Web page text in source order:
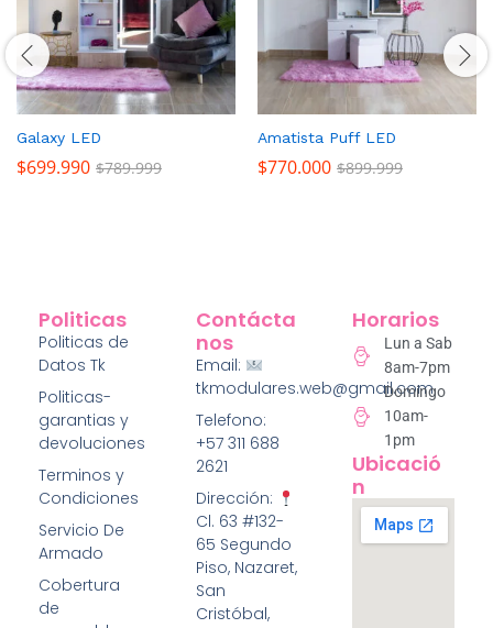
Galaxy LED
$699.990 $789.999
Amatista Puff LED
$770.000 $899.999
Politicas
Politicas de
Datos Tk
Politicas-
garantias y
devoluciones
Terminos y
Condiciones
Servicio De
Armado
Cobertura
de
Contácta
Nos
Email:
tkmodulares.web@gmail.com
Telefono:
+57 311 688
2621
Dirección:
Cl. 63 #132-
65 Segundo
Piso, Nazaret,
San
Cristóbal,
Horarios
Lun a Sab
8am-7pm
Domingo
10am-
1pm
Ubicació
N